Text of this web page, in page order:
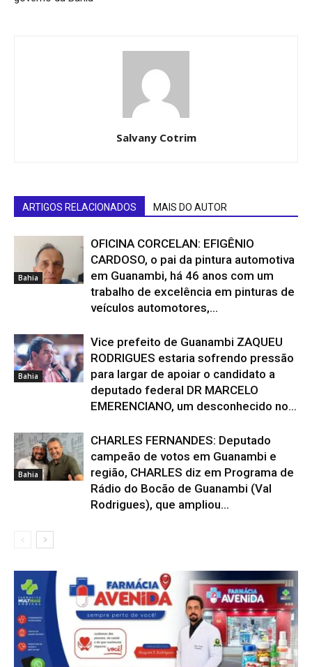
Salvany Cotrim
ARTIGOS RELACIONADOS MAIS DO AUTOR
Bahia
OFICINA CORCELAN: EFIGÊNIO
CARDOSO, o pai da pintura automotiva
em Guanambi, há 46 anos com um
trabalho de excelência em pinturas de
veículos automotores,...
Bahia
Vice prefeito de Guanambi ZAQUEU
RODRIGUES estaria sofrendo pressão
para largar de apoiar o candidato a
deputado federal DR MARCELO
EMERENCIANO, um desconhecido no...
Bahia
CHARLES FERNANDES: Deputado
campeão de votos em Guanambi e
região, CHARLES diz em Programa de
Rádio do Bocão de Guanambi (Val
Rodrigues), que ampliou...